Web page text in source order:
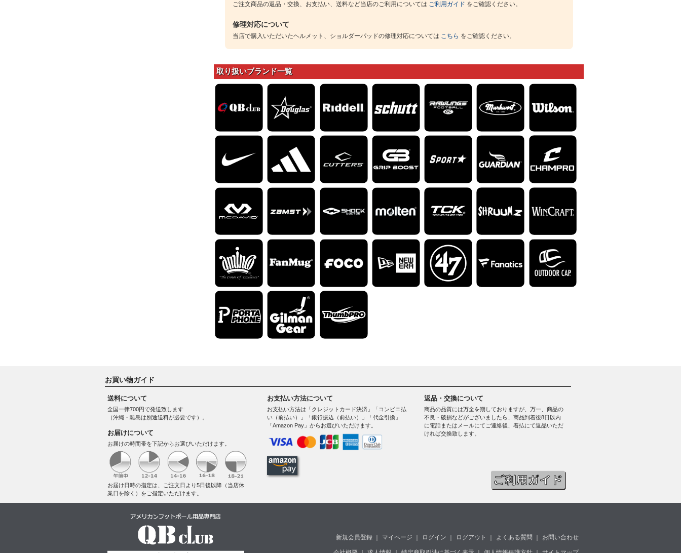
ご注文商品の返品・交換、お支払い、送料など当店のご利用については ご利用ガイド をご確認ください。
修理対応について
当店で購入いただいたヘルメット、ショルダーパッドの修理対応については こちら をご確認ください。
取り扱いブランド一覧
お買い物ガイド
送料について
全国一律700円で発送致します
（沖縄・離島は別途送料が必要です）。
お届けについて
お届けの時間帯を下記からお選びいただけます。
お届け日時の指定は、ご注文日より5日後以降（当店休
業日を除く）をご指定いただけます。
お支払い方法について
お支払い方法は「クレジットカード決済」「コンビニ払
い（前払い）」「銀行振込（前払い）」「代金引換」
「Amazon Pay」からお選びいただけます。
返品・交換について
商品の品質には万全を期しておりますが、万一、商品の
不良・破損などがございましたら、商品到着後8日以内
に電話またはメールにてご連絡後、着払にて返品いただ
ければ交換致します。
新規会員登録 マイページ ログイン ログアウト よくある質問 お問い合わせ